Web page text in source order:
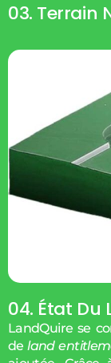
03. Terrain
04. État Du
LandQuire se
deland